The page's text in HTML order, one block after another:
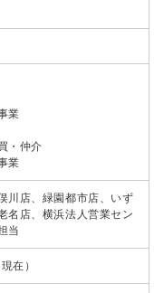
業
・仲介
業
川店、緑園都市店、いず
名店、横浜法人営業セン
当
在）